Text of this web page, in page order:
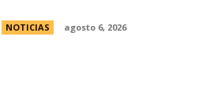
NOTICIAS agosto 6, 2026